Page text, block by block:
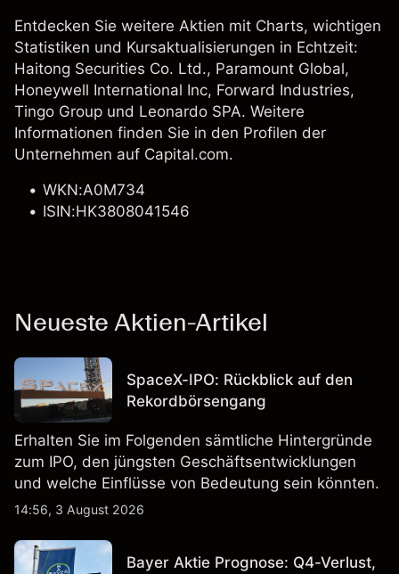
Entdecken Sie weitere Aktien mit Charts, wichtigen
Statistiken und Kursaktualisierungen in Echtzeit:
Haitong Securities Co. Ltd., Paramount Global,
Honeywell International Inc, Forward Industries,
Tingo Group und Leonardo SPA. Weitere
Informationen finden Sie in den Profilen der
Unternehmen auf Capital.com.
WKN:A0M734
ISIN:HK3808041546
Neueste Aktien-Artikel
SpaceX-IPO: Rückblick auf den
Rekordbörsengang
Erhalten Sie im Folgenden sämtliche Hintergründe
zum IPO, den jüngsten Geschäftsentwicklungen
und welche Einflüsse von Bedeutung sein könnten.
14:56, 3 August 2026
Bayer Aktie Prognose: Q4-Verlust,